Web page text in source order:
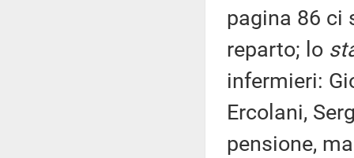
pagina 86 ci
reparto; lo
infermieri:
Ercolani,
pensione,